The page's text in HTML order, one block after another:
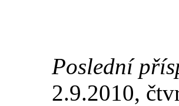
Poslední
2.9.2010,